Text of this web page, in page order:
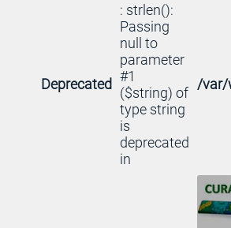
Deprecated
: strlen():
Passing
null to
parameter
#1
($string) of
type string
is
deprecated
in
/var/